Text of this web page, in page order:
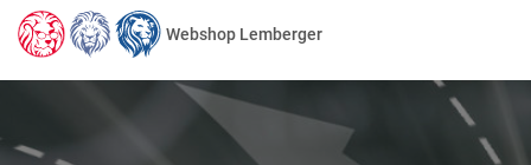
Webshop Lemberger